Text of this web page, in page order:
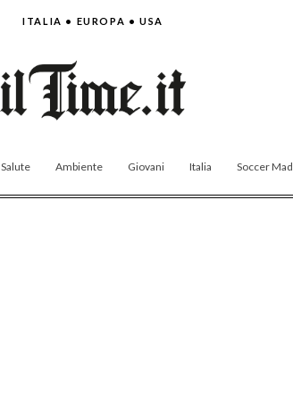
ITALIA • EUROPA • USA
Salute Ambiente Giovani Italia Soccer